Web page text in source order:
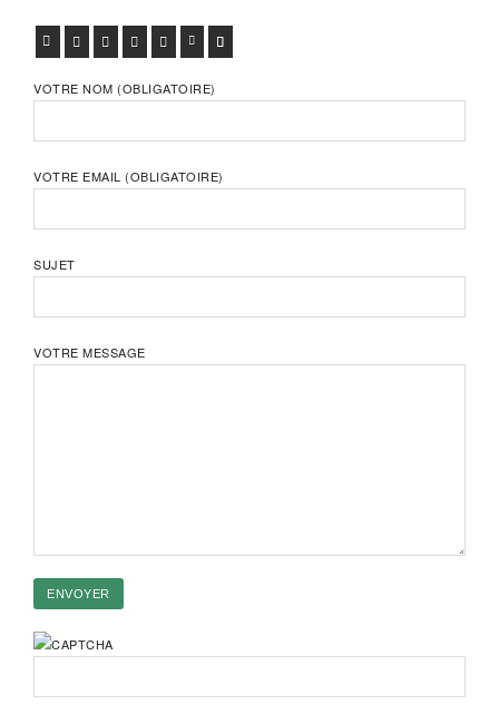
FACEBOOK
TWITTERGOOGLE+PINTEREST
VIADEOLINKEDIN
VOTRE NOM (OBLIGATOIRE)
VOTRE EMAIL (OBLIGATOIRE)
SUJET
VOTRE MESSAGE